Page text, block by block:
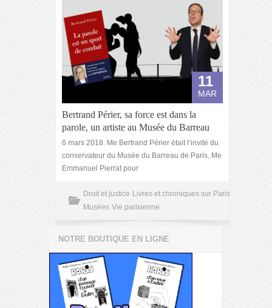
11
MAR
Bertrand Périer, sa force est dans la
parole, un artiste au Musée du Barreau
6 mars 2018. Me Bertrand Périer était l’invité du
conservateur du Musée du Barreau de Paris, Me
Emmanuel Pierrat pour
Droit et justice Livres et chroniques sur Paris
Musées Vie parisienne
NOTRE BOUTIQUE EN LIGNE